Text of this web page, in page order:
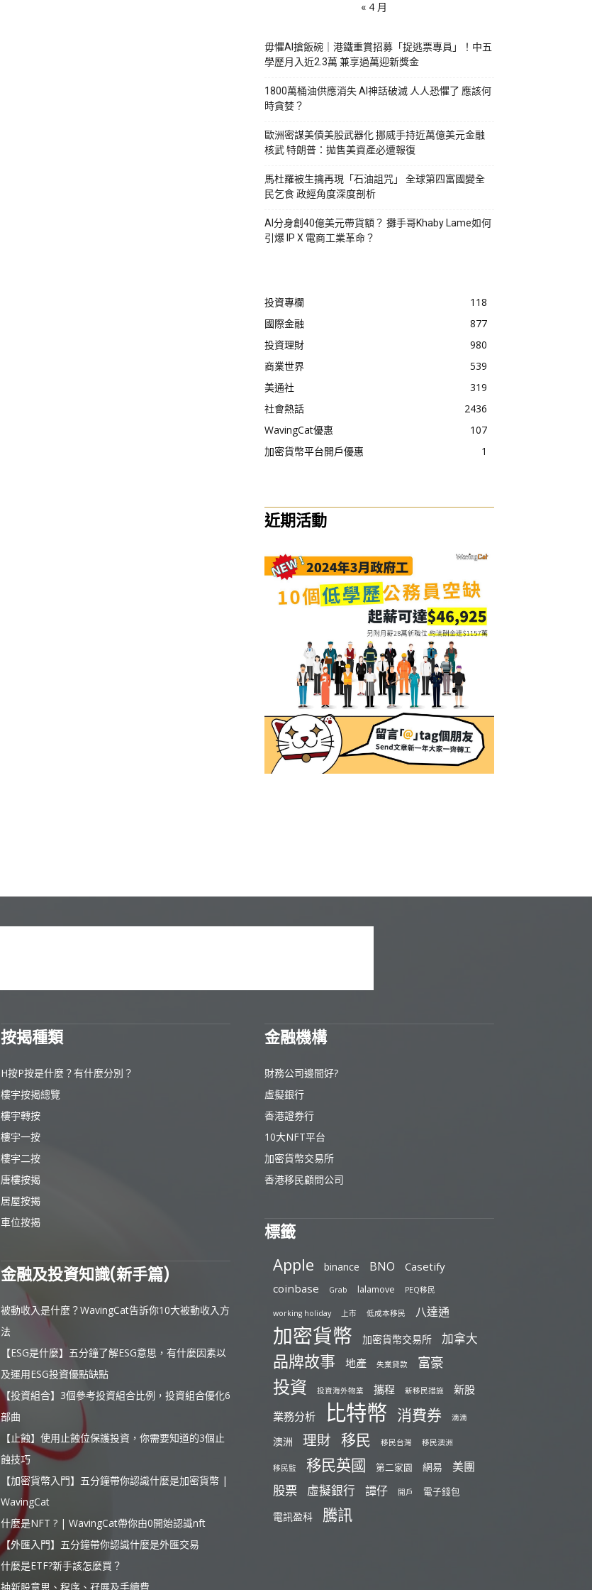
« 4 月
毋懼AI搶飯碗｜港鐵重賞招募「捉逃票專員」！中五
學歷月入近2.3萬 兼享過萬迎新獎金
1800萬桶油供應消失 AI神話破滅 人人恐懼了 應該何
時貪婪？
歐洲密謀美債美股武器化 挪威手持近萬億美元金融
核武 特朗普：拋售美資產必遭報復
馬杜羅被生擒再現「石油詛咒」 全球第四富國變全
民乞食 政經角度深度剖析
AI分身創40億美元帶貨額？ 攤手哥Khaby Lame如何
引爆 IP X 電商工業革命？
投資專欄
118
國際金融
877
投資理財
980
商業世界
539
美通社
319
社會熱話
2436
WavingCat優惠
107
加密貨幣平台開戶優惠
1
近期活動
按揭種類
H按P按是什麼？有什麼分別？
樓宇按揭總覽
樓宇轉按
樓宇一按
樓宇二按
唐樓按揭
居屋按揭
車位按揭
金融及投資知識(新手篇)
被動收入是什麼？WavingCat告訴你10大被動收入方
法
【ESG是什麼】五分鐘了解ESG意思，有什麼因素以
及運用ESG投資優點缺點
【投資組合】3個參考投資組合比例，投資組合優化6
部曲
【止蝕】使用止蝕位保護投資，你需要知道的3個止
蝕技巧
【加密貨幣入門】五分鐘帶你認識什麼是加密貨幣 |
WavingCat
什麼是NFT ? | WavingCat帶你由0開始認識nft
【外匯入門】五分鐘帶你認識什麼是外匯交易
什麼是ETF?新手該怎麼買？
抽新股意思、程序、孖展及手續費
金融機構
財務公司邊間好?
虛擬銀行
香港證券行
10大NFT平台
加密貨幣交易所
香港移民顧問公司
標籤
Apple binance BNO
Casetify
coinbase
Grab lalamove PEQ移民
working holiday 上市 低成本移民 八達通
加密貨幣 加密貨幣交易所 加拿大
品牌故事 地產 失業貸款 富豪
投資 投資海外物業 攜程 新移民措施
新股
業務分析
比特幣 消費券 滴滴
澳洲 理財 移民 移民台灣 移民澳洲
移民監 移民英國 第二家園 網易 美團
股票 虛擬銀行 譚仔 開戶 電子錢包
電訊盈科 騰訊